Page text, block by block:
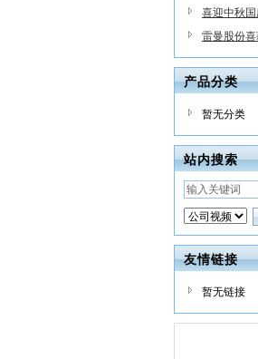
庭成员座
喜迎中秋
欢愉--
庆双节系
雷曼股份
产品分类
暂无分类
站内搜索
友情链接
暂无链接